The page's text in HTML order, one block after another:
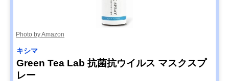
Photo by Amazon
キシマ
Green Tea Lab 抗菌抗ウイルス マスクスプ
レー